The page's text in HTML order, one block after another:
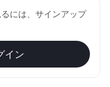
には、サインアップ
イン